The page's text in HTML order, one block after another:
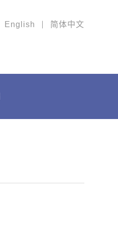
English 简体中文